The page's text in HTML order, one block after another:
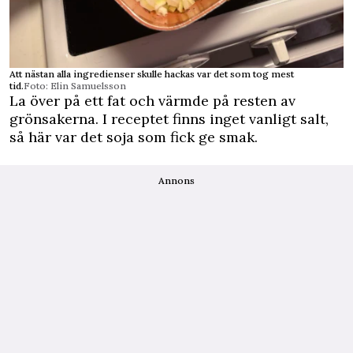
Att nästan alla ingredienser skulle hackas var det som tog mest
tid.Foto: Elin Samuelsson
La över på ett fat och värmde på resten av
grönsakerna. I receptet finns inget vanligt salt,
så här var det soja som fick ge smak.
Annons